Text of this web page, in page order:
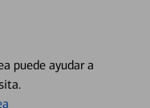
puede ayudar a